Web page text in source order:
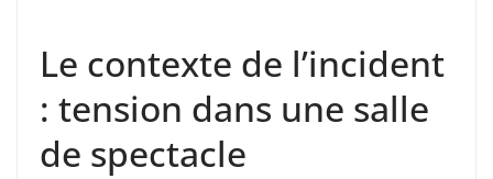
Le contexte de l’incident
: tension dans une salle
de spectacle